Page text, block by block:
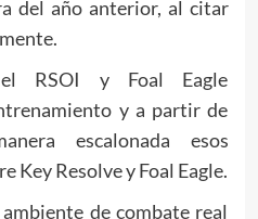
del año anterior, al citar
RSOI y Foal Eagle
y a partir de
escalonada esos
Key Resolve y Foal Eagle.
de combate real